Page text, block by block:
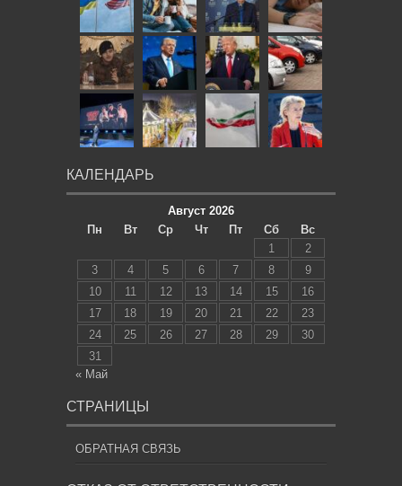
КАЛЕНДАРЬ
Август 2026
Пн
Вт Ср Чт Пт Сб
Вс
1
2
3
4 5 6 7 8
9
10
11 12 13 14 15
16
17
18 19 20 21 22
23
24
25 26 27 28 29
30
31
« Май
СТРАНИЦЫ
ОБРАТНАЯ СВЯЗЬ